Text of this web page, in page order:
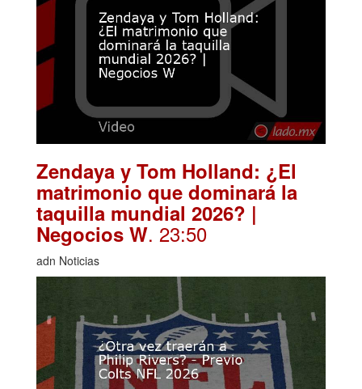
Zendaya y Tom Holland: ¿El
matrimonio que dominará la
taquilla mundial 2026? |
Negocios W. 23:50
adn Noticias